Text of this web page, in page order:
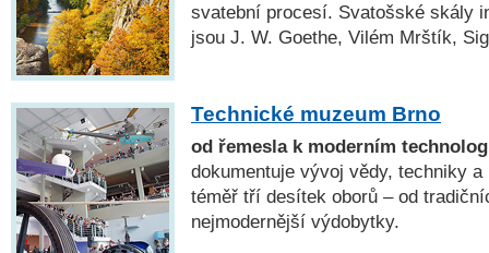
svatební procesí. Svatošské skály
jsou J. W. Goethe, Vilém Mrštík,
Technické muzeum Brno
od řemesla k moderním
dokumentuje vývoj vědy, techniky
téměř tří desítek oborů – od
nejmodernější výdobytky.